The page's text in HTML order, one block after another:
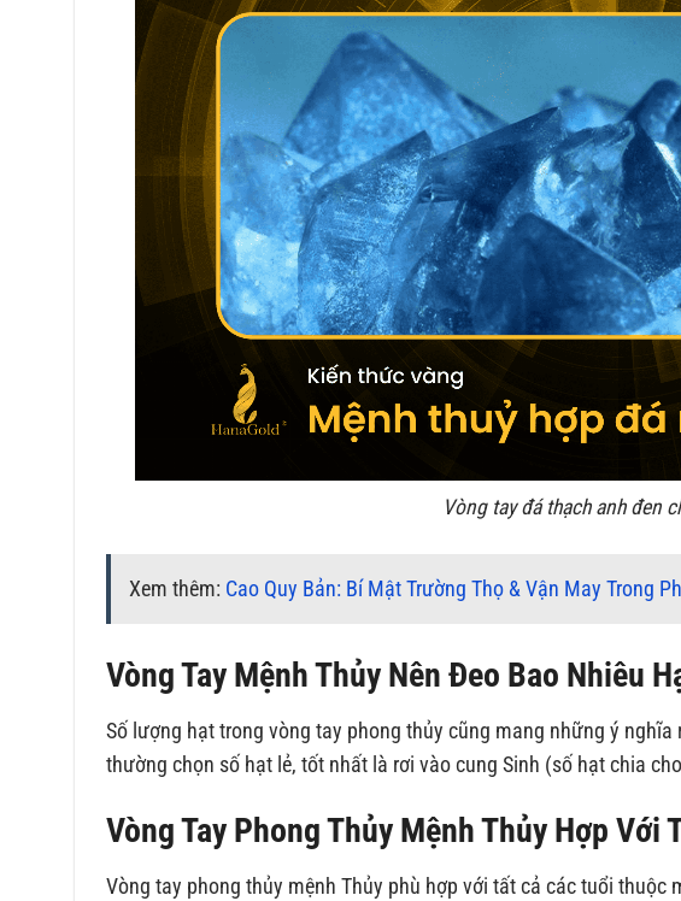
Vòng tay đá thạch anh đen
Xem thêm: Cao Quy Bản: Bí Mật Trường Thọ & Vận May Trong
Vòng Tay Mệnh Thủy Nên Đeo Bao Nhiêu
Số lượng hạt trong vòng tay phong thủy cũng mang những ý
thường chọn số hạt lẻ, tốt nhất là rơi vào cung Sinh (số hạt chia
Vòng Tay Phong Thủy Mệnh Thủy Hợp Với
Vòng tay phong thủy mệnh Thủy phù hợp với tất cả các tuổi thuộc